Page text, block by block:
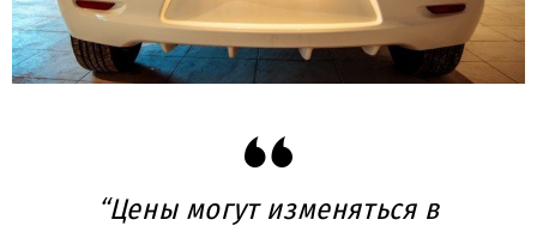
“Цены могут изменяться в